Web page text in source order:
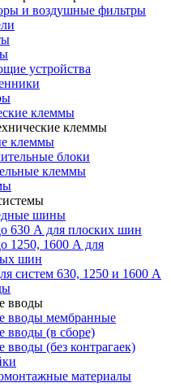
и воздушные фильтры
устройства
клеммы
клеммы
клеммы
блоки
клеммы
шины
630 А для плоских шин
1250, 1600 А для
шин
систем 630, 1250 и 1600 А
вводы
вводы мембранные
вводы (в сборе)
вводы (без контрагаек)
материалы